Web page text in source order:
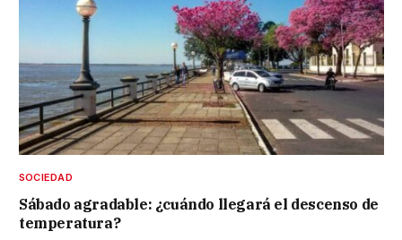
SOCIEDAD
Sábado agradable: ¿cuándo llegará el descenso de
temperatura?